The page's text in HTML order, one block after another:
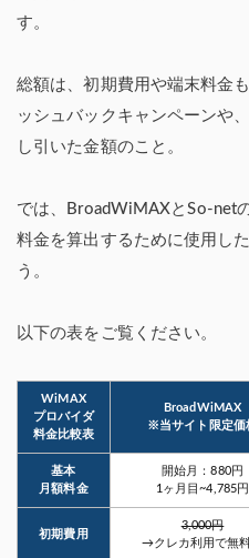
す。
総額は、初期費用や端末料金
ッシュバックキャンペーンや
し引いた金額のこと。
では、BroadWiMAXとSo-net
料金を算出するために使用し
う。
以下の表をご覧ください。
WiMAX
プロバイダ
料金比較表
BroadWiMAX
※当サイト限定価
基本
月額料金
開始月：880円
1ヶ月目~4,785円
初期費用
3,000円
→クレカ利用で無料